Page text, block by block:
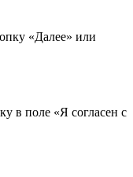
«Далее» или
в поле «Я согласен с